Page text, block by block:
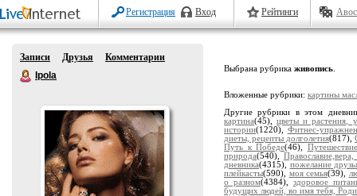
Регистрация Вход Рейтинги
Записи Друзья
Комментарии
Ipola
Выбрана рубрика живопись
Вложенные рубрики: картины
Другие рубрики в этом
картина(45),цветы и растения,
истории(1220), Фитнес-
диеты, рецепты долголетия(817),
Путь к Победе(46),
природа(540),
дневника(4315), пожелание
плейкасты(590), моя семья(39),
о разном(4384), здоровое
будущих людей, во имя тебя,